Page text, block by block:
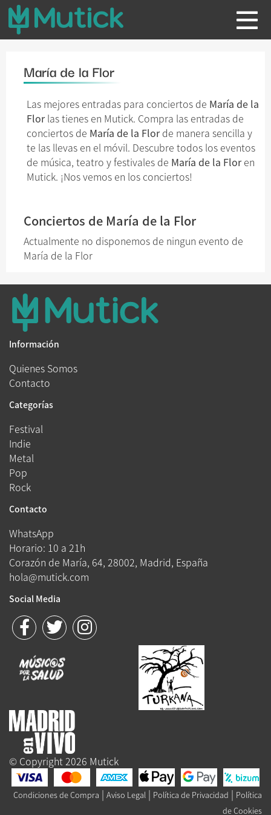
María de la Flor
Las mejores entradas para conciertos de María de la
Florlas tienes en Mutick. Compra las entradas de
conciertos de María de la Florde manera sencilla y
te las llevas en el móvil. Descubre todos los eventos
de música, teatro y festivales de María de la Floren
Mutick. ¡Nos vemos en los conciertos!
Conciertos de María de la Flor
Actualmente no disponemos de ningun evento de
María de la Flor
Información
Quienes Somos
Contacto
Categorías
Festival
Indie
Metal
Pop
Rock
Contacto
WhatsApp
Horario: 10 a 21h
Corazón de María, 64, 28002, Madrid, España
hola@mutick.com
Social Media
© Copyright 2026 Mutick
Condiciones de Compra | Aviso Legal | Política de Privacidad | Política
de Cookies